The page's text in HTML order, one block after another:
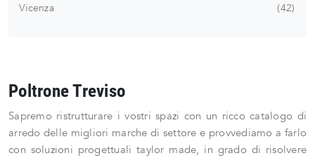
Vicenza
42
Poltrone Treviso
Sapremo ristrutturare i vostri spazi con un ricco catalogo di
arredo delle migliori marche di settore e provvediamo a farlo
con soluzioni progettuali taylor made, in grado di risolvere